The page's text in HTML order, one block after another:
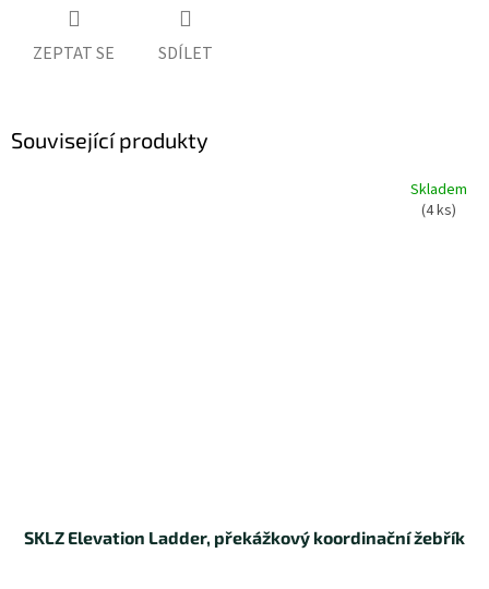
ZEPTAT SE SDÍLET
Související produkty
Skladem
(4 ks)
SKLZ Elevation Ladder, překážkový koordinační žebřík